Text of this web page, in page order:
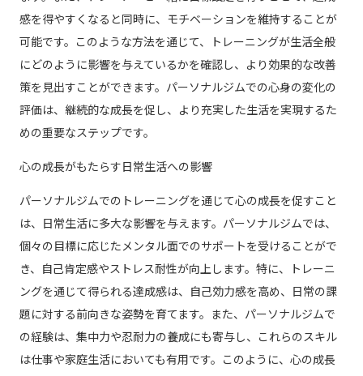
感を得やすくなると同時に、モチベーションを維持することが
可能です。このような方法を通じて、トレーニングが生活全般
にどのように影響を与えているかを確認し、より効果的な改善
策を見出すことができます。パーソナルジムでの心身の変化の
評価は、継続的な成長を促し、より充実した生活を実現するた
めの重要なステップです。
心の成長がもたらす日常生活への影響
パーソナルジムでのトレーニングを通じて心の成長を促すこと
は、日常生活に多大な影響を与えます。パーソナルジムでは、
個々の目標に応じたメンタル面でのサポートを受けることがで
き、自己肯定感やストレス耐性が向上します。特に、トレーニ
ングを通じて得られる達成感は、自己効力感を高め、日常の課
題に対する前向きな姿勢を育てます。また、パーソナルジムで
の経験は、集中力や忍耐力の養成にも寄与し、これらのスキル
は仕事や家庭生活においても有用です。このように、心の成長